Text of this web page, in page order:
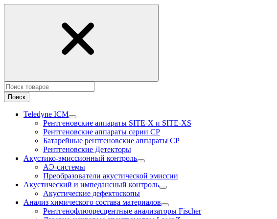
Поиск
Teledyne ICM
Рентгеновские аппараты SITE-X и SITE-XS
Рентгеновские аппараты серии CP
Батарейные рентгеновские аппараты CP
Рентгеновские Детекторы
Акустико-эмисcионный контроль
АЭ-системы
Преобразователи акустической эмиссии
Акустический и импедансный контроль
Акустические дефектоскопы
Анализ химического состава материалов
Рентгенофлюоресцентные анализаторы Fischer